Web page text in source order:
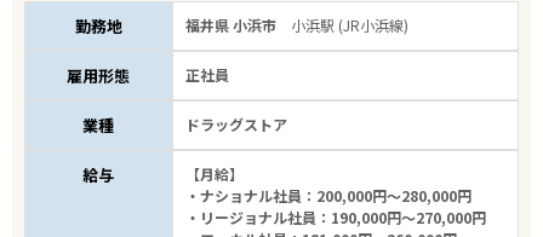
勤務地 福井県 小浜市 小浜駅 (JR小浜線)
雇用形態 正社員
業種 ドラッグストア
給与
【月給】
・ナショナル社員：200,000円～280,000円
・リージョナル社員：190,000円～270,000円